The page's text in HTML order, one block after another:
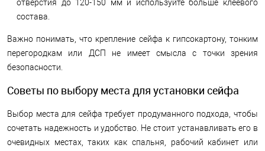
отверстия до 120-150 мм и используйте больше клеевого
состава.
Важно понимать, что крепление сейфа к гипсокартону, тонким
перегородкам или ДСП не имеет смысла с точки зрения
безопасности.
Советы по выбору места для установки сейфа
Выбор места для сейфа требует продуманного подхода, чтобы
сочетать надежность и удобство. Не стоит устанавливать его в
очевидных местах, таких как спальня, рабочий кабинет или